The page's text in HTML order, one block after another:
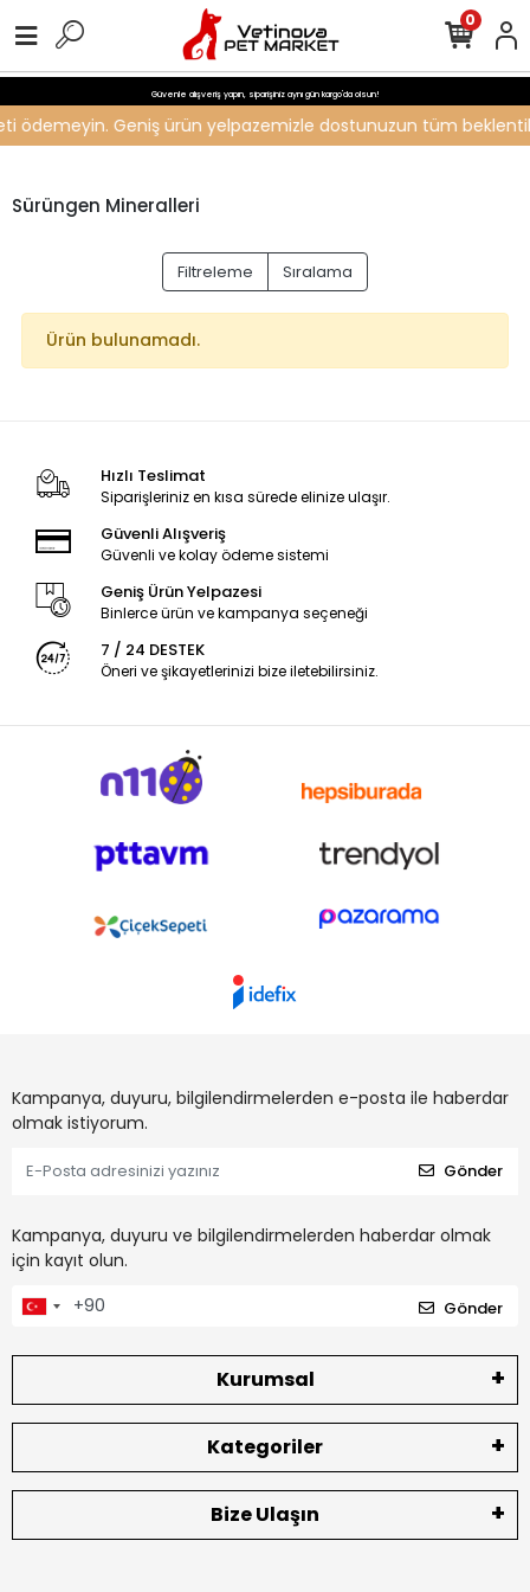
Güvenle alışveriş yapın, siparişiniz aynı gün kargo'da olsun!
ödemeyin. Geniş ürün yelpazemizle dostunuzun tüm
0
Sürüngen Mineralleri
Filtreleme Sıralama
Ürün bulunamadı.
Hızlı Teslimat
Siparişleriniz en kısa sürede elinize ulaşır.
Güvenli Alışveriş
Güvenli ve kolay ödeme sistemi
Geniş Ürün Yelpazesi
Binlerce ürün ve kampanya seçeneği
7 / 24 DESTEK
Öneri ve şikayetlerinizi bize iletebilirsiniz.
Kampanya, duyuru, bilgilendirmelerden e-posta ile haberdar
olmak istiyorum.
Gönder
Kampanya, duyuru ve bilgilendirmelerden haberdar olmak
için kayıt olun.
Gönder
Kurumsal
Kategoriler
Bize Ulaşın